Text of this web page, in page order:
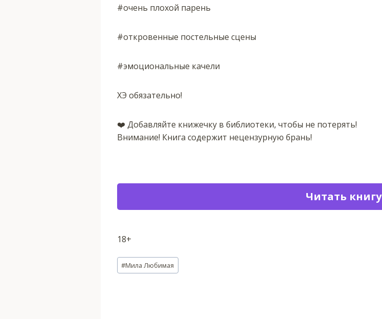
#очень плохой парень
#откровенные постельные сцены
#эмоциональные качели
ХЭ обязательно!
‍❤️‍ Добавляйте книжечку в библиотеки, чтобы не потерять!
Внимание! Книга содержит нецензурную брань!
Читать книгу
18+
Метки
записи:
#Мила Любимая